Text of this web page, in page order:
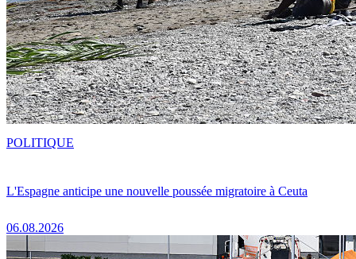
L'Espagne anticipe une nouvelle poussée migratoire à Ceuta
06.08.2026
POLITIQUE